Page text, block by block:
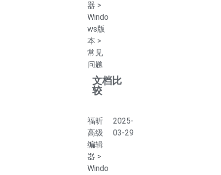
器 >
Windo
ws版
本 >
常见
问题
文档比
较
福昕
高级
编辑
器 >
Windo
2025-
03-29